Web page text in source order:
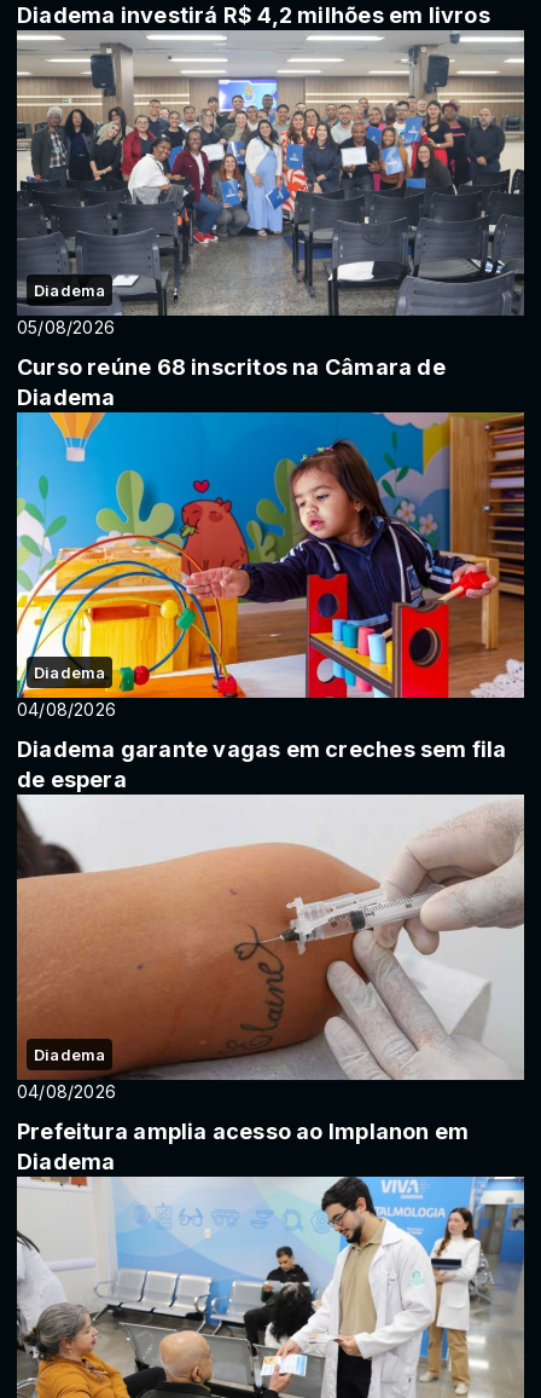
Diadema investirá R$ 4,2 milhões em livros
Diadema
05/08/2026
Curso reúne 68 inscritos na Câmara de
Diadema
Diadema
04/08/2026
Diadema garante vagas em creches sem fila
de espera
Diadema
04/08/2026
Prefeitura amplia acesso ao Implanon em
Diadema